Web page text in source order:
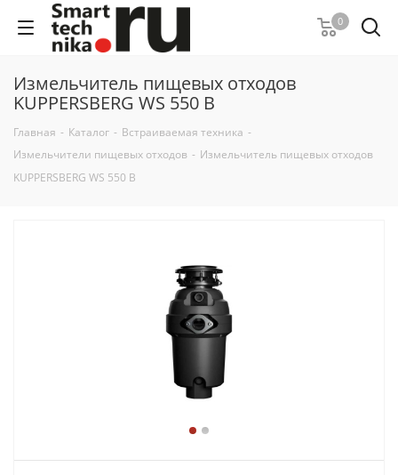
0
Измельчитель пищевых отходов
KUPPERSBERG WS 550 B
Главная - Каталог - Встраиваемая техника -
Измельчители пищевых отходов - Измельчитель пищевых отходов
KUPPERSBERG WS 550 B